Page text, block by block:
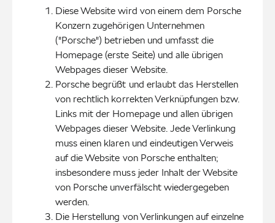
Diese Website wird von einem dem Porsche
Konzern zugehörigen Unternehmen
("Porsche") betrieben und umfasst die
Homepage (erste Seite) und alle übrigen
Webpages dieser Website.
Porsche begrüßt und erlaubt das Herstellen
von rechtlich korrekten Verknüpfungen bzw.
Links mit der Homepage und allen übrigen
Webpages dieser Website. Jede Verlinkung
muss einen klaren und eindeutigen Verweis
auf die Website von Porsche enthalten;
insbesondere muss jeder Inhalt der Website
von Porsche unverfälscht wiedergegeben
werden.
Die Herstellung von Verlinkungen auf einzelne